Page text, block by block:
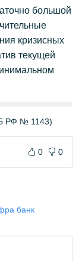
большой
кризисных
текущей
РФ № 1143)
0 0
банк